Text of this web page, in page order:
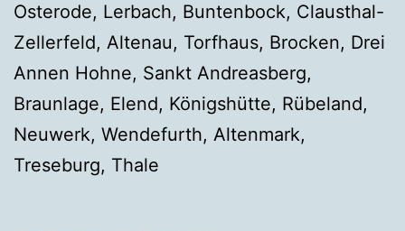
Osterode, Lerbach, Buntenbock, Clausthal-
Zellerfeld, Altenau, Torfhaus, Brocken, Drei
Annen Hohne, Sankt Andreasberg,
Braunlage, Elend, Königshütte, Rübeland,
Neuwerk, Wendefurth, Altenmark,
Treseburg, Thale